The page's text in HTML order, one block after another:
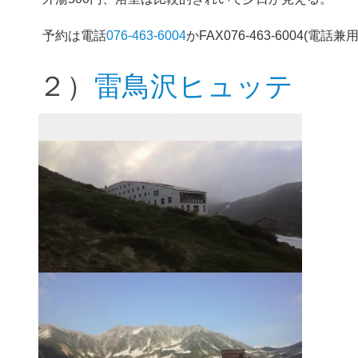
予約は電話076-463-6004かFAX076-463-6004(電話兼
２） 雷鳥沢ヒュッテ